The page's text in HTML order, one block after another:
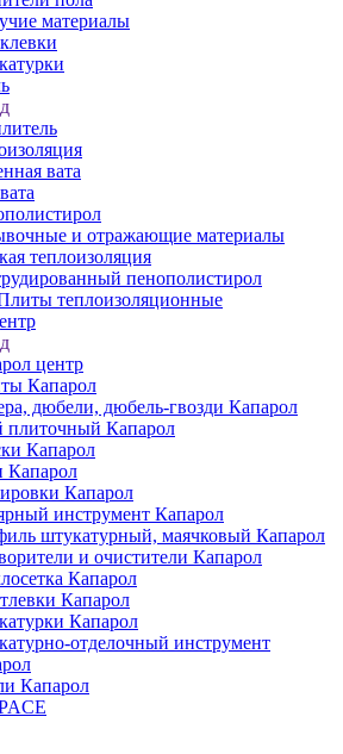
материалы
вата
и отражающие материалы
теплоизоляция
пенополистирол
теплоизоляционные
центр
Капарол
дюбели, дюбель-гвозди Капарол
плиточный Капарол
Капарол
Капарол
Капарол
инструмент Капарол
штукатурный, маячковый Капарол
и очистители Капарол
Капарол
Капарол
Капарол
отделочный инструмент
Капарол